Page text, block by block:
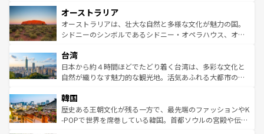
部のニューオーリンズでは、音楽と美食が融合した独特の
文化が魅力。旅行者はアメリカの各地域で異なる魅力を楽
しみながら、その多様性と豊かな歴史を感じることができ
ならではの贅沢な旅のスタイルだ。 なお、新着のアメリカ
情報はコンテンツ一覧を参照してほしい。
ワイ島は見逃せない。また、定番の観光地といえばオアフ
島だが、静かな自然を求めるならマウイ島やカウアイ島が
おすすめ。エメラルドグリーンに輝く海をはじめ、豊かな
れるおもてなしの心で訪れる人々を迎えてくれるハワイの
人々、おいしいローカルフードやハワイアンミュージッ
ク、伝統的なフラダンスなど、すべてがハワイの魅力を彩
ワイを、存分に味わってほしい。 なお、新着のハワイ情報
はコンテンツ一覧を参照してほしい。
オーストラリア
オーストラリアは、壮大な自然と多様な文化が魅力の国。
シドニーのシンボルであるシドニー・オペラハウス、オー
リアリーフや大陸中央部にそびえるウルル（エアーズロッ
ク）、タスマニアの美しい原生林やケアンズの熱帯雨林な
ど、見どころがたくさん。また、カフェやワイン、オージ
いる。アクティビティも充実しており、サーフィンやダイ
ビング、ハイキングなど、アウトドア好きにはたまらな
い。オーストラリアの多彩な魅力を存分に味わいつくそ
台湾
日本から約４時間ほどでたどり着く台湾は、多彩な文化と
自然が織りなす魅力的な観光地。活気あふれる大都市の台
ン）、静ひつな山岳地帯である台湾東部など、都市の喧騒
と山間の静けさが共存しており、訪れる人に新しい発見と
驚きをもたらしてくれる。また、奥深い台湾の食文化も魅
韓国
歴史ある王朝文化が残る一方で、最先端のファッションやK
-POPで世界を席巻している韓国。首都ソウルの宮殿や伝統